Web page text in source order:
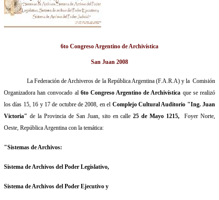
6to Congreso Argentino de Archivística
San Juan 2008
La Federación de Archiveros de la República Argentina (F.A.R.A) y la Comisión
Organizadora han convocado al 6to Congreso Argentino de Archivística que se realizó
los días 15, 16 y 17 de octubre de 2008, en el Complejo Cultural Auditorio "Ing. Juan
Victoria" de la Provincia de San Juan, sito en calle25 de Mayo 1215,
Foyer Norte,
Oeste, República Argentina con la temática:
"Sistemas de Archivos:
Sistema de Archivos del Poder Legislativo,
Sistema de Archivos del Poder Ejecutivo y